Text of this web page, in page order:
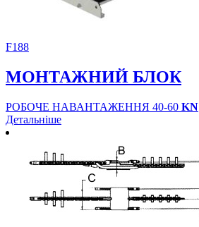
F188
МОНТАЖНИЙ БЛОК
РОБОЧЕ НАВАНТАЖЕННЯ 40-60 KN
Детальніше